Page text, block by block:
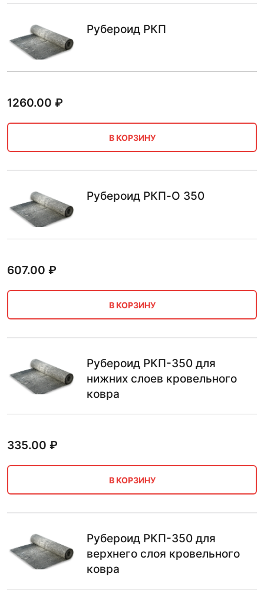
Рубероид РКП
1260.00 ₽
В КОРЗИНУ
Рубероид РКП-О 350
607.00 ₽
В КОРЗИНУ
Рубероид РКП-350 для
нижних слоев кровельного
ковра
335.00 ₽
В КОРЗИНУ
Рубероид РКП-350 для
верхнего слоя кровельного
ковра